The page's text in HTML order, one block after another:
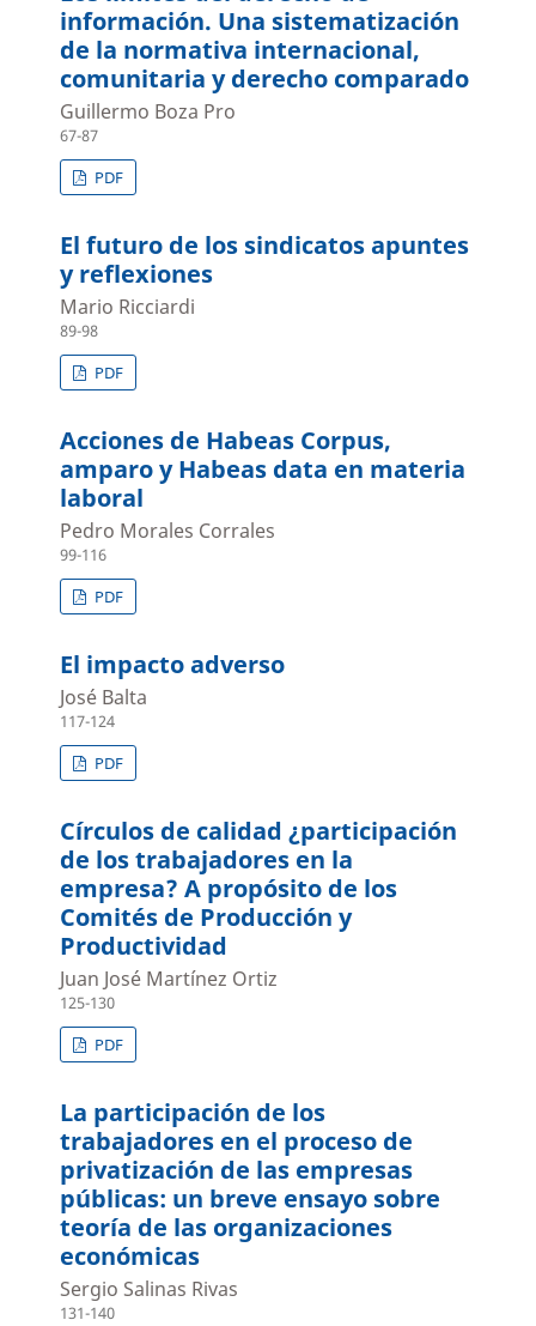
información. Una sistematización
de la normativa internacional,
comunitaria y derecho comparado
Guillermo Boza Pro
67-87
PDF
El futuro de los sindicatos apuntes
y reflexiones
Mario Ricciardi
89-98
PDF
Acciones de Habeas Corpus,
amparo y Habeas data en materia
laboral
Pedro Morales Corrales
99-116
PDF
El impacto adverso
José Balta
117-124
PDF
Círculos de calidad ¿participación
de los trabajadores en la
empresa? A propósito de los
Comités de Producción y
Productividad
Juan José Martínez Ortiz
125-130
PDF
La participación de los
trabajadores en el proceso de
privatización de las empresas
públicas: un breve ensayo sobre
teoría de las organizaciones
económicas
Sergio Salinas Rivas
131-140